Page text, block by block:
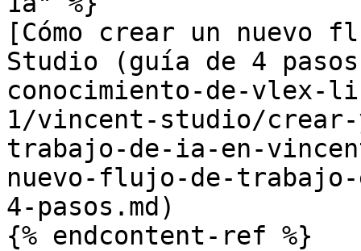
[Cómo crear un nuevo
Studio (guía de 4
conocimiento-de-
1/vincent-studio/
trabajo-de-ia-en-
nuevo-flujo-de-
4-pasos.md)
{% endcontent-ref %}